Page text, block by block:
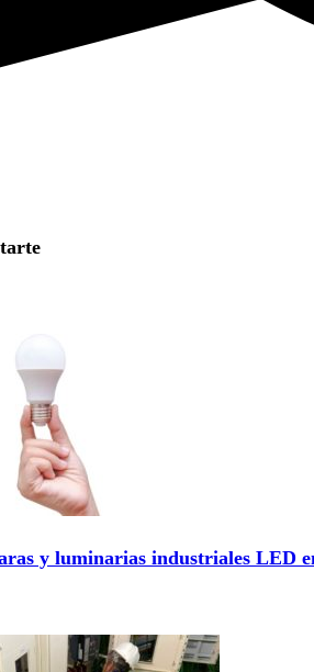
y luminarias industriales LED